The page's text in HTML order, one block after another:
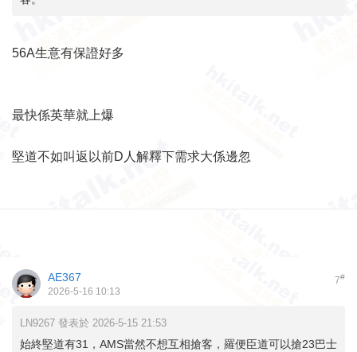
56A生意有保證好多
最快係英華就上爆
堅道不如叫返以前D人解釋下需求大係邊忽
7#
AE367
2026-5-16 10:13
LN9267 發表於 2026-5-15 21:53
始終堅道有31，AMS當然不想互相搶客，羅便臣道可以搶23巴士